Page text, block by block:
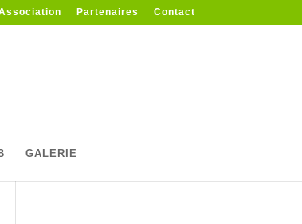
Partenaires Contact
GALERIE